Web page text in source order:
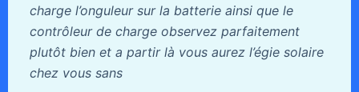
charge l’onguleur sur la batterie ainsi que le
contrôleur de charge observez parfaitement
plutôt bien et a partir là vous aurez l’égie solaire
chez vous sans